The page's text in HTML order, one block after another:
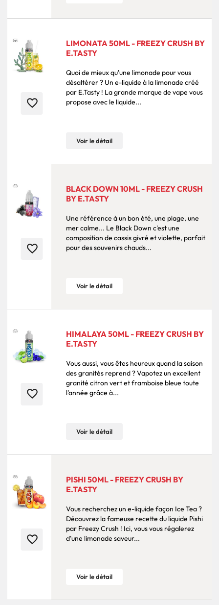
favorite_border
LIMONATA 50ML - FREEZY CRUSH BY
E.TASTY
Quoi de mieux qu'une limonade pour vous
désaltérer ? Un e-liquide à la limonade créé
par E.Tasty ! La grande marque de vape vous
propose avec le liquide...
Voir le détail
favorite_border
BLACK DOWN 10ML - FREEZY CRUSH
BY E.TASTY
Une référence à un bon été, une plage, une
mer calme... Le Black Down c'est une
composition de cassis givré et violette, parfait
pour des souvenirs chauds...
Voir le détail
favorite_border
HIMALAYA 50ML - FREEZY CRUSH BY
E.TASTY
Vous aussi, vous êtes heureux quand la saison
des granités reprend ? Vapotez un excellent
granité citron vert et framboise bleue toute
l'année grâce à...
Voir le détail
favorite_border
PISHI 50ML - FREEZY CRUSH BY
E.TASTY
Vous recherchez un e-liquide façon Ice Tea ?
Découvrez la fameuse recette du liquide Pishi
par Freezy Crush ! Ici, vous vous régalerez
d'une limonade saveur...
Voir le détail